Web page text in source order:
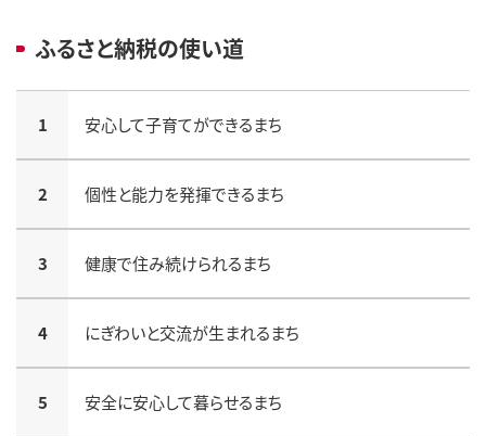
ふるさと納税の使い道
1 安心して子育てができるまち
2 個性と能力を発揮できるまち
3 健康で住み続けられるまち
4 にぎわいと交流が生まれるまち
5 安全に安心して暮らせるまち